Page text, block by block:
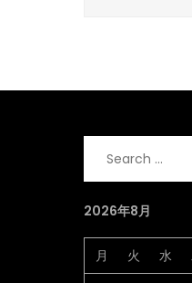
2026年8月
月 火 水